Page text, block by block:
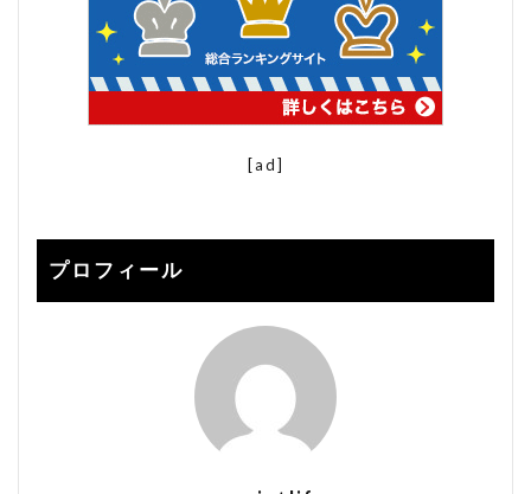
[ad]
プロフィール
楽天検索キーワード 楽天検索順位チェック
登録 秀丸 秀丸エディタ
裏コード 裏技 販売方法 販売期間